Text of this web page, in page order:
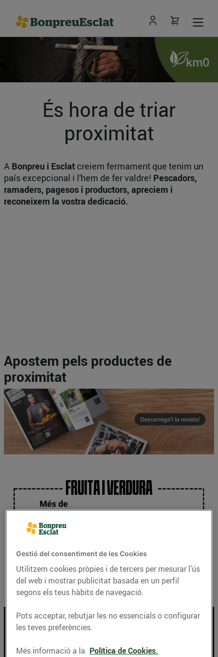
És hora de triar
proximitat
A Bonpreu i Esclat creiem fermament que tenim un
país excepcional i l'hem de fer valdre! Pescadors,
ramaders, pagesos i productors, apreciem i
reconeixem la vostra dedicació.
Apostem pels productes de
proximitat
Fem una ruta pel territori?
Gestió del consentiment de les Cookies
Utilitzem cookies pròpies i de tercers per mesurar l’ús
del web i mostrar publicitat basada en un perfil
segons els teus hàbits de navegació.
Pots acceptar, rebutjar les no essencials o configurar
les teves preferències.
Més informació a la Política de Cookies.